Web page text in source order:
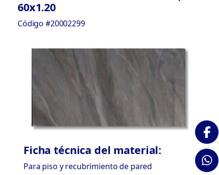
60x1.20
Código #20002299
Ficha técnica del material:
Para piso y recubrimiento de pared